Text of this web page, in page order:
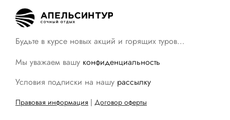
Будьте в курсе новых акций и горящих туров…
Мы уважаем вашу конфиденциальность
Условия подписки на нашу рассылку
Правовая информация | Договор оферты